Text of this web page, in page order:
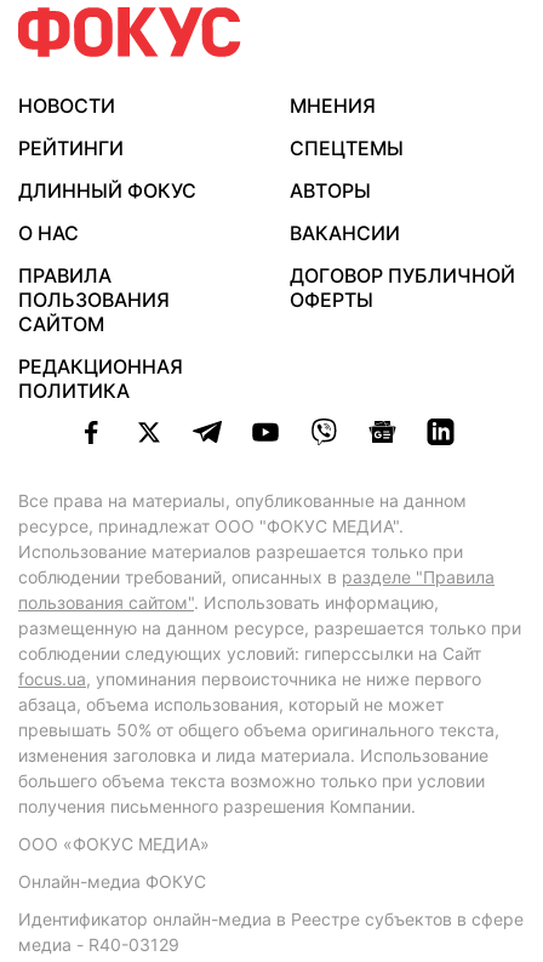
НОВОСТИ
МНЕНИЯ
РЕЙТИНГИ
СПЕЦТЕМЫ
ДЛИННЫЙ ФОКУС
АВТОРЫ
О НАС
ВАКАНСИИ
ПРАВИЛА
ПОЛЬЗОВАНИЯ
САЙТОМ
ДОГОВОР ПУБЛИЧНОЙ
ОФЕРТЫ
РЕДАКЦИОННАЯ
ПОЛИТИКА
Все права на материалы, опубликованные на данном
ресурсе, принадлежат ООО "ФОКУС МЕДИА".
Использование материалов разрешается только при
соблюдении требований, описанных в разделе "Правила
пользования сайтом". Использовать информацию,
размещенную на данном ресурсе, разрешается только при
соблюдении следующих условий: гиперссылки на Сайт
focus.ua, упоминания первоисточника не ниже первого
абзаца, объема использования, который не может
превышать 50% от общего объема оригинального текста,
изменения заголовка и лида материала. Использование
большего объема текста возможно только при условии
получения письменного разрешения Компании.
ООО «ФОКУС МЕДИА»
Онлайн-медиа ФОКУС
Идентификатор онлайн-медиа в Реестре субъектов в сфере
медиа - R40-03129